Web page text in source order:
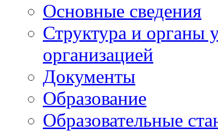
Основные сведения
Структура и органы
организацией
Документы
Образование
Образовательные